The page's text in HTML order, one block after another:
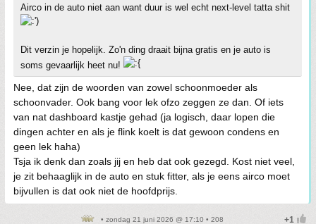
Airco in de auto niet aan want duur is wel echt next-level tatta shit
Dit verzin je hopelijk. Zo'n ding draait bijna gratis en je auto is
soms gevaarlijk heet nu!
Nee, dat zijn de woorden van zowel schoonmoeder als
schoonvader. Ook bang voor lek ofzo zeggen ze dan. Of iets
van nat dashboard kastje gehad (ja logisch, daar lopen die
dingen achter en als je flink koelt is dat gewoon condens en
geen lek haha)
Tsja ik denk dan zoals jij en heb dat ook gezegd. Kost niet veel,
je zit behaaglijk in de auto en stuk fitter, als je eens airco moet
bijvullen is dat ook niet de hoofdprijs.
• zondag 21 juni 2026 @ 17:10 • 208